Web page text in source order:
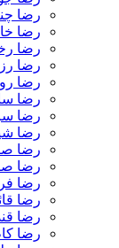
رضا
رضا
رضا
رضا
رضا
رضا
رضا
رضا
رضا
رضا
رضا
رضا
رضا
رضا